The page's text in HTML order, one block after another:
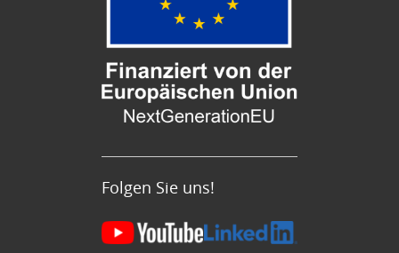
Folgen Sie uns!